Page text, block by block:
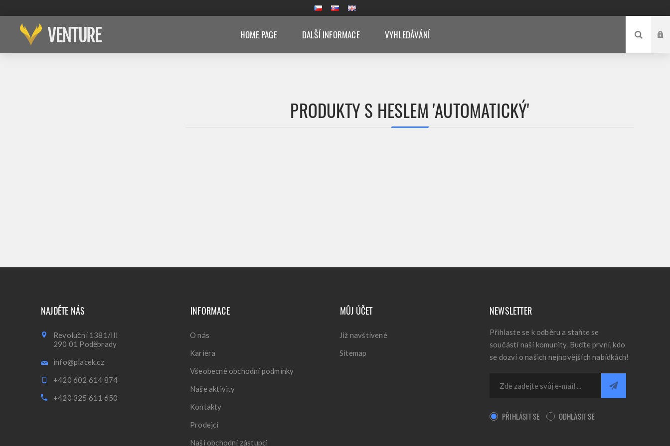
HOME PAGE DALŠÍ INFORMACE VYHLEDÁVÁNÍ
PRODUKTY S HESLEM 'AUTOMATICKÝ'
NAJDĚTE NÁS
Revoluční 1381/III
290 01 Poděbrady
info@placek.cz
+420 602 614 874
+420 325 611 650
INFORMACE
O nás
Kariéra
Všeobecné obchodní podmínky
Naše aktivity
Kontakty
Prodejci
Naši obchodní zástupci
MŮJ ÚČET
Již navštívené
Sitemap
NEWSLETTER
Přihlaste se k odběru a staňte se
součástí naší komunity. Buďte první, kdo
se dozví o našich nejnovějších nabídkách!
PŘIHLÁSIT SE ODHLÁSIT SE